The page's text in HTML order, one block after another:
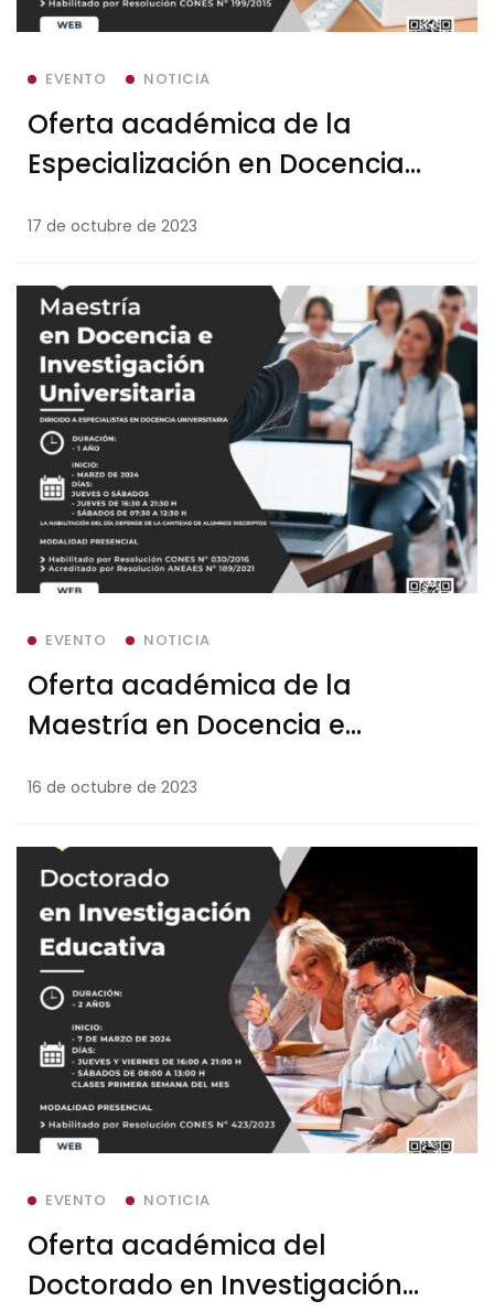
EVENTO NOTICIA
Oferta académica de la
Especialización en Docencia
17 de octubre de 2023
EVENTO NOTICIA
Oferta académica de la
Maestría en Docencia e
16 de octubre de 2023
EVENTO NOTICIA
Oferta académica del
Doctorado en Investigación